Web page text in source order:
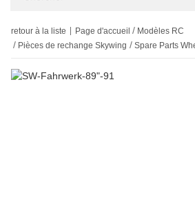
retour à la liste Page d'accueil
Modèles RC
Pièces de rechange Skywing
Spare Parts